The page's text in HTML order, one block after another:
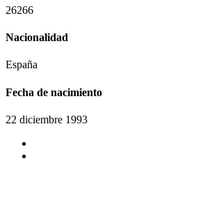
26266
Nacionalidad
España
Fecha de nacimiento
22 diciembre 1993